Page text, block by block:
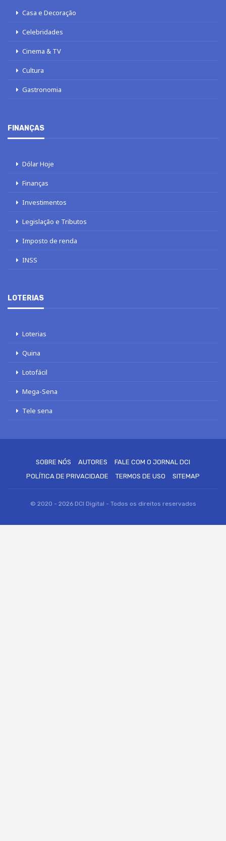
Casa e Decoração
Celebridades
Cinema & TV
Cultura
Gastronomia
FINANÇAS
Dólar Hoje
Finanças
Investimentos
Legislação e Tributos
Imposto de renda
INSS
LOTERIAS
Loterias
Quina
Lotofácil
Mega-Sena
Tele sena
SOBRE NÓS AUTORES
FALE COM O JORNAL DCI
POLÍTICA DE PRIVACIDADE
TERMOS DE USO SITEMAP
© 2020 - 2026 DCI Digital - Todos os direitos reservados